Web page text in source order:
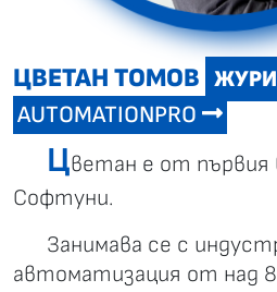
ЦВЕТАН ТОМОВ ЖУРИ
AUTOMATIONPRO
Цветан е от първия
Софтуни.
Занимава се с
автоматизация от над 8